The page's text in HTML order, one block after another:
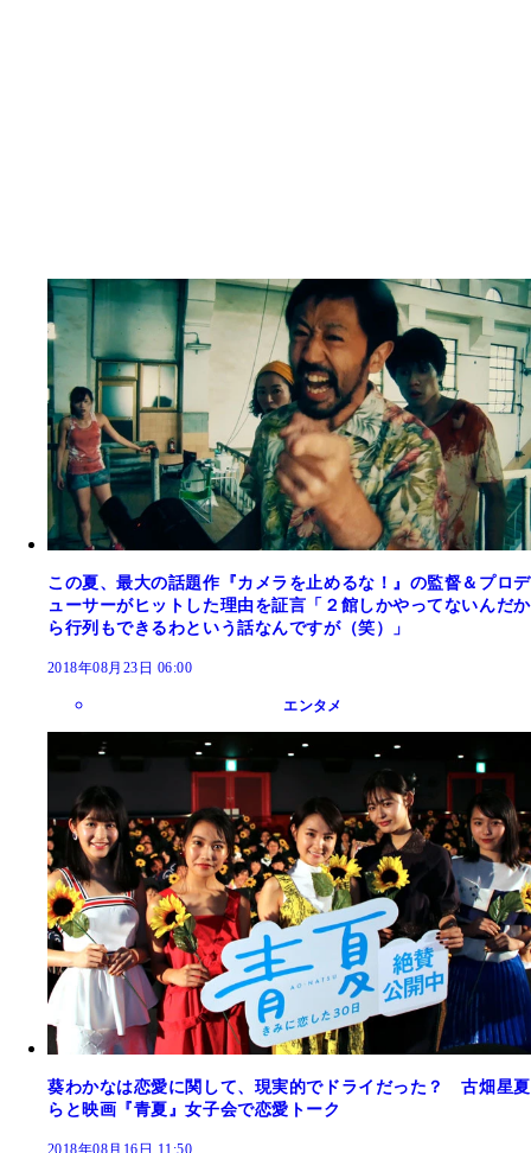
この夏、最大の話題作『カメラを止めるな！』の監督＆プロデ
ューサーがヒットした理由を証言「２館しかやってないんだか
ら行列もできるわという話なんですが（笑）」
2018年08月23日 06:00
エンタメ
葵わかなは恋愛に関して、現実的でドライだった？ 古畑星夏
らと映画『青夏』女子会で恋愛トーク